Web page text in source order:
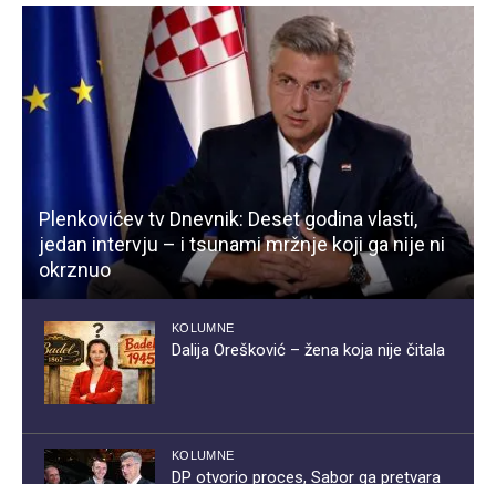
Plenkovićev tv Dnevnik: Deset godina vlasti,
jedan intervju – i tsunami mržnje koji ga nije ni
okrznuo
KOLUMNE
Dalija Orešković – žena koja nije čitala
KOLUMNE
DP otvorio proces, Sabor ga pretvara